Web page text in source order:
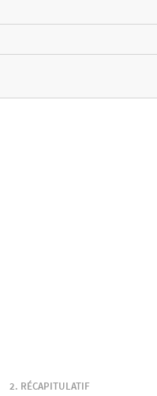
RÉCAPITULATIF